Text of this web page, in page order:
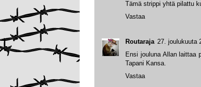
Routaraja 27. joulukuuta
Ensi jouluna Allan laittaa
Tapani Kansa.
Vastaa
Tämä strippi yhtä pilattu
Vastaa